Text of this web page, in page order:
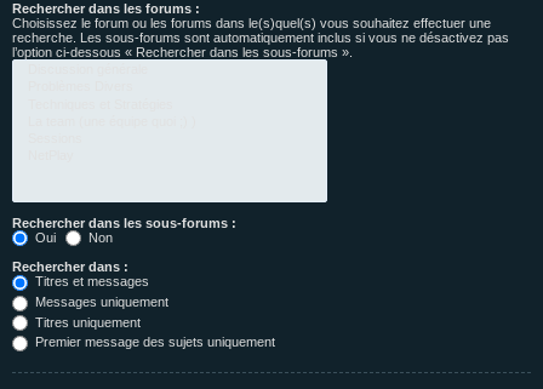
Rechercher dans les forums :
Choisissez le forum ou les forums dans le(s)quel(s) vous souhaitez effectuer une
recherche. Les sous-forums sont automatiquement inclus si vous ne désactivez pas
l’option ci-dessous « Rechercher dans les sous-forums ».
Rechercher dans les sous-forums :
Oui
Non
Rechercher dans :
Titres et messages
Messages uniquement
Titres uniquement
Premier message des sujets uniquement